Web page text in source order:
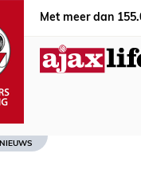
Met meer dan
NIEUWS